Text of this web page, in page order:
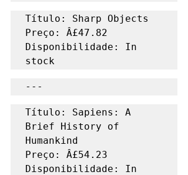
Título: Sharp Objects
Preço: Â£47.82
Disponibilidade: In
stock
---
Título: Sapiens: A
Brief History of
Humankind
Preço: Â£54.23
Disponibilidade: In